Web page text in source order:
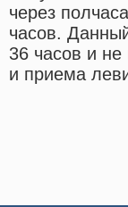
через
часов.
36 часов и не
и приема